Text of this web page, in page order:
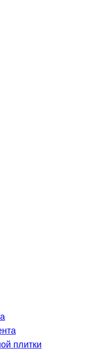
плитки